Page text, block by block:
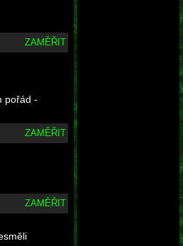
ZAMĚŘIT
pořád -
ZAMĚŘIT
ZAMĚŘIT